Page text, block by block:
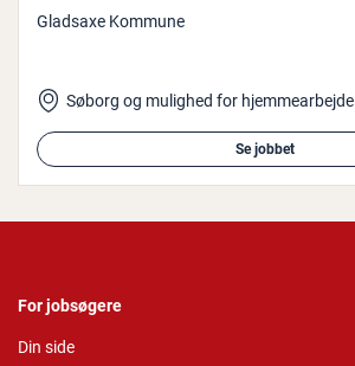
Gladsaxe Kommune
Søborg og mulighed for hjemmearbejde
Se jobbet
For jobsøgere
Din side